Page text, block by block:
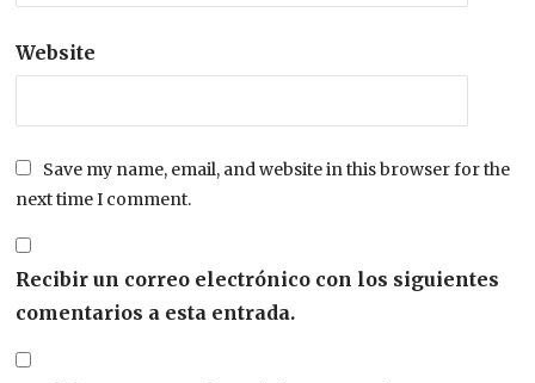
Website
Save my name, email, and website in this browser for the
next time I comment.
Recibir un correo electrónico con los siguientes
comentarios a esta entrada.